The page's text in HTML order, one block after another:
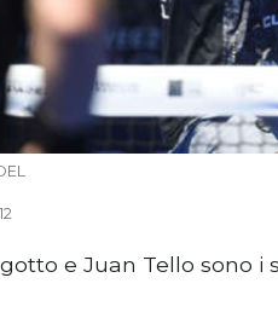
e Juan Tello sono